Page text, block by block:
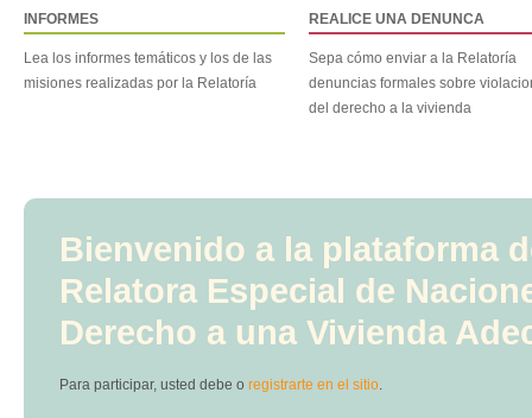
INFORMES
Lea los informes temáticos y los de las
misiones realizadas por la Relatoría
REALICE UNA DENUNCA
Sepa cómo enviar a la Relatoría
denuncias formales sobre
del derecho a la vivienda
Bienvenido a la plataforma
Relatora Especial de
Derecho a una Vivienda
Para participar, usted debe o registrarte en el sitio.